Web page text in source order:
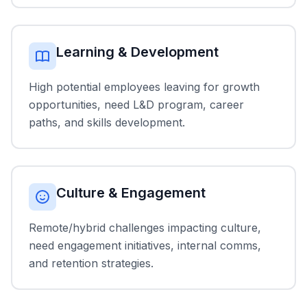
Learning & Development
High potential employees leaving for growth
opportunities, need L&D program, career
paths, and skills development.
Culture & Engagement
Remote/hybrid challenges impacting culture,
need engagement initiatives, internal comms,
and retention strategies.